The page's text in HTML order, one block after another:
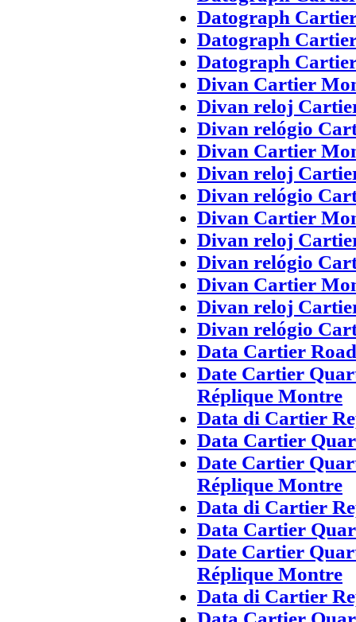
Datograph
Datograph
Datograph
Divan Cartier
Divan reloj
Divan relógio
Divan Cartier
Divan reloj
Divan relógio
Divan Cartier
Divan reloj
Divan relógio
Divan Cartier
Divan reloj
Divan relógio
Data Cartier
Date Cartier
Réplique Montre
Data di Cartier
Data Cartier
Date Cartier
Réplique Montre
Data di Cartier
Data Cartier
Date Cartier
Réplique Montre
Data di Cartier